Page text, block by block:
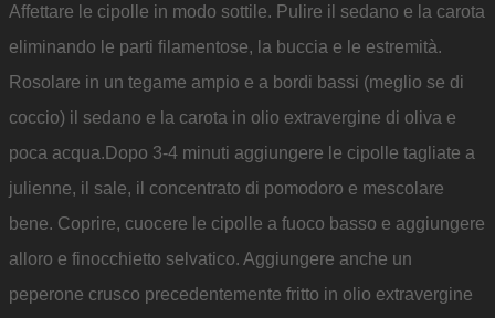
Affettare le cipolle in modo sottile. Pulire il sedano e la carota
eliminando le parti filamentose, la buccia e le estremità.
Rosolare in un tegame ampio e a bordi bassi (meglio se di
coccio) il sedano e la carota in olio extravergine di oliva e
poca acqua.Dopo 3-4 minuti aggiungere le cipolle tagliate a
julienne, il sale, il concentrato di pomodoro e mescolare
bene. Coprire, cuocere le cipolle a fuoco basso e aggiungere
alloro e finocchietto selvatico. Aggiungere anche un
peperone crusco precedentemente fritto in olio extravergine